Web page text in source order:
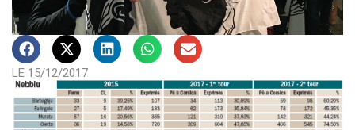
LE 15/12/2017